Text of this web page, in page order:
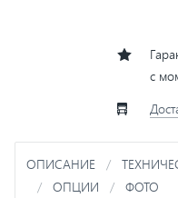
с
ОПИСАНИЕ
ОПЦИИ
ФОТО